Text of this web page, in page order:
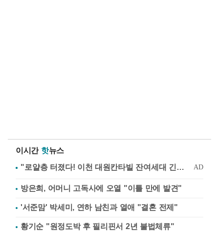
이시간 핫뉴스
방은희, 어머니 고독사에 오열 "이틀 만에 발견"
'서준맘' 박세미, 연하 남친과 열애 "결혼 전제"
황기순 "원정도박 후 필리핀서 2년 불법체류"